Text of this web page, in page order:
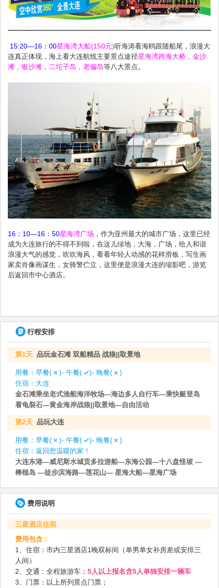
15:20—16：00星海湾大船(150元)听海涛看海鸥跟随船尾，浪漫大
连真正体现，海上看大连航线主要景点途径星海湾跨海大桥，金沙
滩，银沙滩，二坨子岛，老偏岛等八大景点。
16：10—16：50星海湾广场 ，作为亚州最大的城市广场，这里已经
成为大连旅行的不得不到啦，在这儿绿地， 大海，广场，给人和谐
浪漫大气的感觉，吹吹海风，看看年轻人动感的花样滑板，写生画
家卖肖像画谋生，女骑警伫立，这里便是浪漫大连的缩影吧，游览
后返回市中心酒店。
行程安排
第1天 品玩金石滩 双船精品 战狼||取景地
用餐： 早餐( )- 午餐( )- 晚餐(
)
住宿： 大连
金石滩乘坐老式渔船海洋牧场—海边多人自行车—乘快艇登岛
看龟裂石—黄金海岸战狼||取景地—自由活动
第2天 品玩大连
用餐： 早餐( )- 午餐( )- 晚餐(
)
住宿： 返回您温暧的家！
大连东港—威尼斯水城贡多拉游船—东海公园—十八盘怪坡 —
棒槌岛 —徒步滨海路—莲花山— 星海大船—星海广场
费用说明
三星酒店住宿
费用包含：
1、住宿：市内三星酒店1晚双标间（单男单女补房差或安排三
人间）
2、交通：全程旅游车； 5人以上报名含5人单独安排一辆车
3、门票：以上所列景点门票；